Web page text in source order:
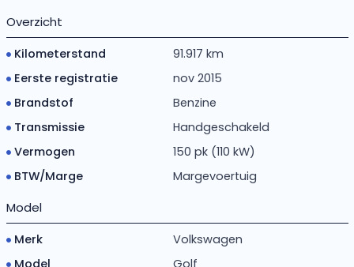
Overzicht
Kilometerstand
91.917 km
Eerste registratie
nov 2015
Brandstof
Benzine
Transmissie
Handgeschakeld
Vermogen
150 pk (110 kW)
BTW/Marge
Margevoertuig
Model
Merk
Volkswagen
Model
Golf